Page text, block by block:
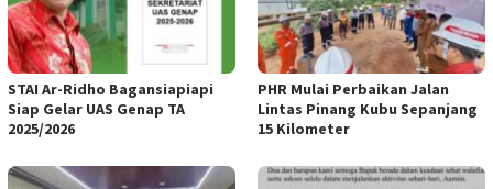
STAI Ar-Ridho Bagansiapiapi
Siap Gelar UAS Genap TA
2025/2026
PHR Mulai Perbaikan Jalan
Lintas Pinang Kubu Sepanjang
15 Kilometer